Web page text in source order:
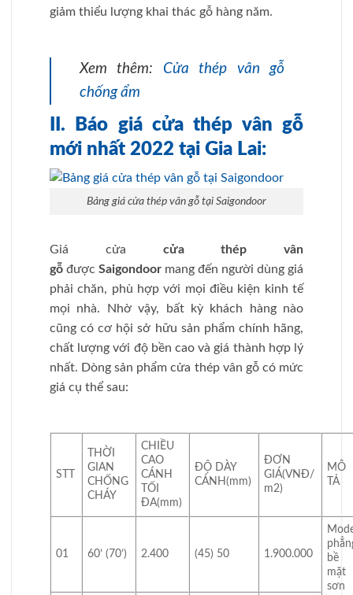
giảm thiểu lượng khai thác gỗ hàng năm.
Xem thêm: Cửa thép vân gỗ
chống ẩm
II. Báo giá cửa thép vân gỗ
mới nhất 2022 tại Gia Lai:
Bảng giá cửa thép vân gỗ tại Saigondoor
Giá cửa cửa thép vân
gỗ được Saigondoor mang đến người dùng giá
phải chăn, phù hợp với mọi điều kiện kinh tế
mọi nhà. Nhờ vậy, bất kỳ khách hàng nào
cũng có cơ hội sở hữu sản phẩm chính hãng,
chất lượng với độ bền cao và giá thành hợp lý
nhất. Dòng sản phẩm cửa thép vân gỗ có mức
giá cụ thể sau:
STT
THỜI
GIAN
CHỐNG
CHÁY
CHIỀU
CAO
CÁNH
TỐI
ĐA(mm)
ĐỘ DÀY
CÁNH(mm)
ĐƠN
GIÁ(VNĐ/
m2)
MÔ
TẢ
01 60’ (70’) 2.400 (45) 50 1.900.000
bề
mặt
sơn